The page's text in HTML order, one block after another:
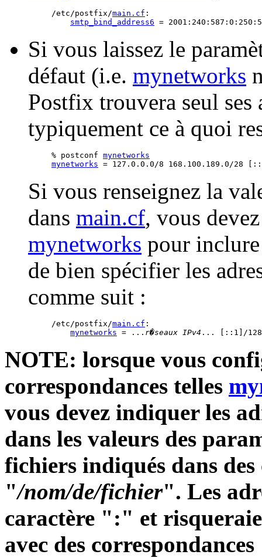
/etc/postfix/main.cf :
smtp_bind_address6
Si vous laissez le
défaut (i.e. mynetworks
Postfix trouvera seul ses
typiquement ce à quoi
% postconf mynetworks
mynetworks
Si vous renseignez la
dans main.cf, vous
mynetworks pour
de bien spécifier les
comme suit :
/etc/postfix/main.cf :
mynetworks = ... r�seaux IPv4
NOTE: lorsque vous
correspondances telles
vous devez indiquer les
dans les valeurs des
fichiers indiqués dans des
"/nom/de/fichier". Les
caractère ":" et
avec des